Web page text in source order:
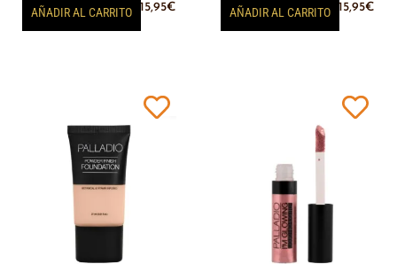
15,95€
AÑADIR AL CARRITO 15,95€
AÑADIR AL CARRITO